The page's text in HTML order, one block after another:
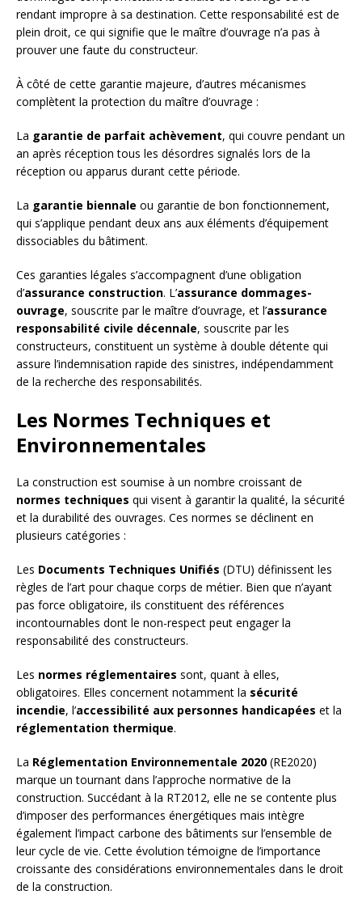
rendant impropre à sa destination. Cette responsabilité est de
plein droit, ce qui signifie que le maître d’ouvrage n’a pas à
prouver une faute du constructeur.
À côté de cette garantie majeure, d’autres mécanismes
complètent la protection du maître d’ouvrage :
La garantie de parfait achèvement, qui couvre pendant un
an après réception tous les désordres signalés lors de la
réception ou apparus durant cette période.
La garantie biennale ou garantie de bon fonctionnement,
qui s’applique pendant deux ans aux éléments d’équipement
dissociables du bâtiment.
Ces garanties légales s’accompagnent d’une obligation
d’assurance construction. L’assurance dommages-
ouvrage, souscrite par le maître d’ouvrage, et l’assurance
responsabilité civile décennale, souscrite par les
constructeurs, constituent un système à double détente qui
assure l’indemnisation rapide des sinistres, indépendamment
de la recherche des responsabilités.
Les Normes Techniques et
Environnementales
La construction est soumise à un nombre croissant de
normes techniques qui visent à garantir la qualité, la sécurité
et la durabilité des ouvrages. Ces normes se déclinent en
plusieurs catégories :
Les Documents Techniques Unifiés (DTU) définissent les
règles de l’art pour chaque corps de métier. Bien que n’ayant
pas force obligatoire, ils constituent des références
incontournables dont le non-respect peut engager la
responsabilité des constructeurs.
Les normes réglementaires sont, quant à elles,
obligatoires. Elles concernent notamment la sécurité
incendie, l’accessibilité aux personnes handicapées et la
réglementation thermique.
La Réglementation Environnementale 2020 (RE2020)
marque un tournant dans l’approche normative de la
construction. Succédant à la RT2012, elle ne se contente plus
d’imposer des performances énergétiques mais intègre
également l’impact carbone des bâtiments sur l’ensemble de
leur cycle de vie. Cette évolution témoigne de l’importance
croissante des considérations environnementales dans le droit
de la construction.